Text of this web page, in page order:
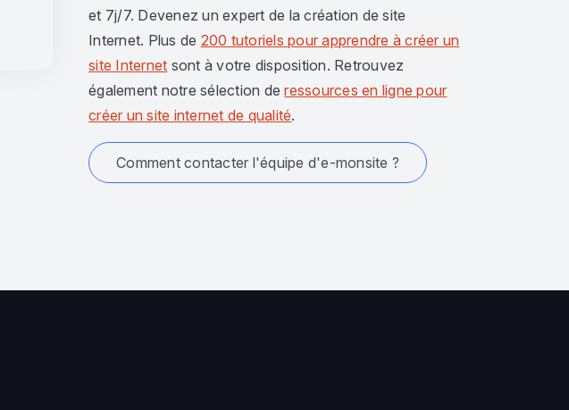
et 7j/7. Devenez un expert de la création de site
Internet. Plus de 200 tutoriels pour apprendre à créer un
site Internet sont à votre disposition. Retrouvez
également notre sélection deressources en ligne pour
créer un site internet de qualité.
Comment contacter l'équipe d'e-monsite ?